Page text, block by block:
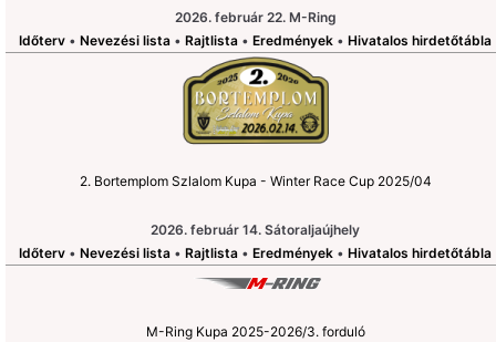
2026. február 22. M-Ring
Időterv • Nevezési lista • Rajtlista • Eredmények • Hivatalos hirdetőtábla
2. Bortemplom Szlalom Kupa - Winter Race Cup 2025/04
2026. február 14. Sátoraljaújhely
Időterv • Nevezési lista • Rajtlista • Eredmények • Hivatalos hirdetőtábla
M-Ring Kupa 2025-2026/3. forduló